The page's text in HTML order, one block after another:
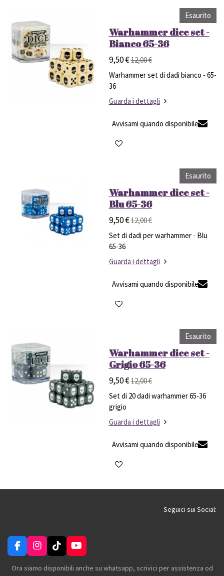
Esaurito
Warhammer dice set -
Bianco 65-36
9,50 €12,00 €
Warhammer set di dadi bianco - 65-
36
Guarda i dettagli
Avvisami quando disponibile
Esaurito
Warhammer dice set -
Blu 65-36
9,50 €12,00 €
Set di dadi per warhammer - Blu
65-36
Guarda i dettagli
Avvisami quando disponibile
Esaurito
Warhammer dice set -
Grigio 65-36
9,50 €12,00 €
Set di 20 dadi warhammer 65-36
grigio
Guarda i dettagli
Avvisami quando disponibile
Seguici sui Social:
F
a
c
I
n
s
T
i
k
Y
o
u
Ora siamo disponibili anche su whatsapp, scrivici per assistenza od